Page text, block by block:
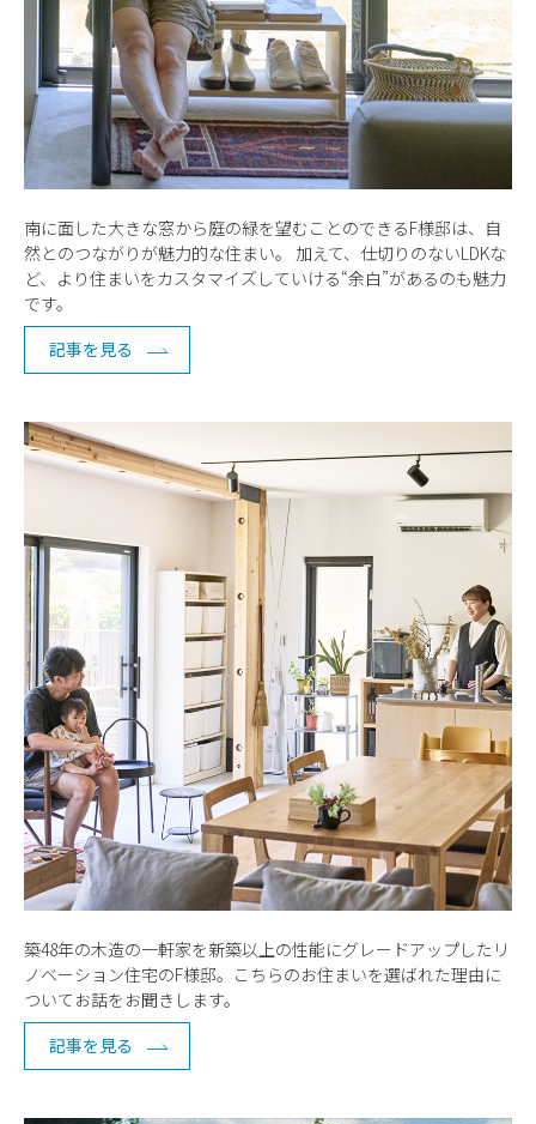
南に面した大きな窓から庭の緑を望むことのできるF様邸は、自
然とのつながりが魅力的な住まい。 加えて、仕切りのないLDKな
ど、より住まいをカスタマイズしていける“余白”があるのも魅力
です。
記事を見る
築48年の木造の一軒家を新築以上の性能にグレードアップしたリ
ノベーション住宅のF様邸。こちらのお住まいを選ばれた理由に
ついてお話をお聞きします。
記事を見る